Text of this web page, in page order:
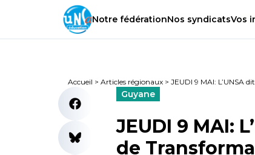
Notre fédérationNos syndicatsVos
Accueil > Articles régionaux > JEUDI 9 MAI: L’UNSA
Guyane
JEUDI 9 MAI:
de